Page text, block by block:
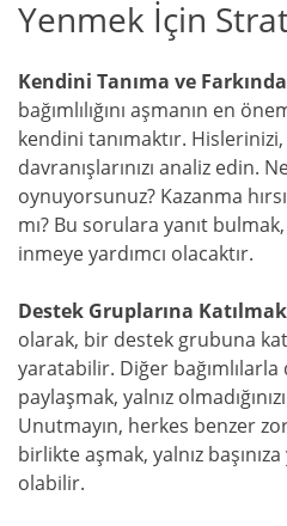
Yenmek İçin
Kendini Tanıma ve
bağımlılığını aşmanın en
kendini tanımaktır.
davranışlarınızı analiz edin.
oynuyorsunuz? Kazanma hırsı
mı? Bu sorulara yanıt bulmak,
inmeye yardımcı olacaktır.
Destek Gruplarına Katılmak
olarak, bir destek grubuna
yaratabilir. Diğer
paylaşmak, yalnız
Unutmayın, herkes benzer
birlikte aşmak, yalnız
olabilir.